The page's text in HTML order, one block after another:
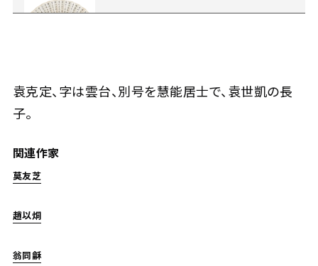
袁克定、字は雲台、別号を慧能居士で、袁世凱の長
子。
関連作家
莫友芝
趙以烔
翁同龢
袁克定 行書
主催
予想価格
JPY 20,000 - 30,000